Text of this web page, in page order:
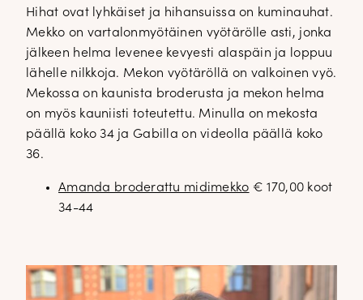
Hihat ovat lyhkäiset ja hihansuissa on kuminauhat.
Mekko on vartalonmyötäinen vyötärölle asti, jonka
jälkeen helma levenee kevyesti alaspäin ja loppuu
lähelle nilkkoja. Mekon vyötäröllä on valkoinen vyö.
Mekossa on kaunista broderusta ja mekon helma
on myös kauniisti toteutettu. Minulla on mekosta
päällä koko 34 ja Gabilla on videolla päällä koko
36.
Amanda broderattu midimekko € 170,00 koot
34-44